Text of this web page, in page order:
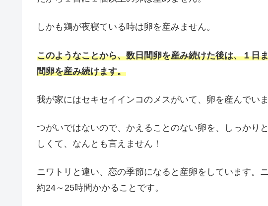
しかも鶏が夜寝ている時は卵を産みません。
このようなことから、数日間卵を産み続けた後は、１日
間卵を産み続けます。
我が家にはセキセイインコのメスがいて、卵を産んでいま
つがいではないので、かえることのない卵を、しっかり
しくて、なんとも言えません！
ニワトリと違い、恋の季節になると産卵をしています。
約24～25時間かかることです。